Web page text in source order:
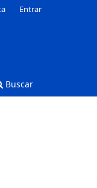
Buscar
Entrar